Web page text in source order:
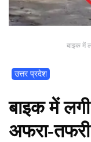
बाइक में
उत्तर प्रदेश
बाइक में
अफरा-